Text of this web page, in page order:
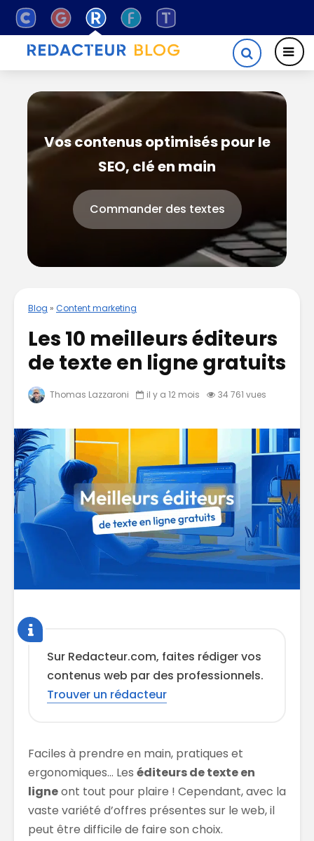
Vos contenus optimisés pour le
SEO, clé en main
Commander des textes
Blog » Content marketing
Les 10 meilleurs éditeurs
de texte en ligne gratuits
Thomas Lazzaroni il y a 12 mois 34 761 vues
Sur Redacteur.com, faites rédiger vos
contenus web par des professionnels.
Trouver un rédacteur
Faciles à prendre en main, pratiques et
ergonomiques… Les éditeurs de texte en
ligneont tout pour plaire ! Cependant, avec la
vaste variété d’offres présentes sur le web, il
peut être difficile de faire son choix.